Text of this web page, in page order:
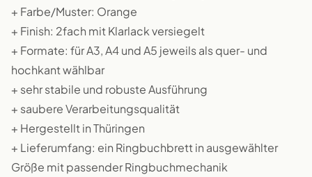
+ Farbe/Muster: Orange
+ Finish: 2fach mit Klarlack versiegelt
+ Formate: für A3, A4 und A5 jeweils als quer- und
hochkant wählbar
+ sehr stabile und robuste Ausführung
+ saubere Verarbeitungsqualität
+ Hergestellt in Thüringen
+ Lieferumfang: ein Ringbuchbrett in ausgewählter
Größe mit passender Ringbuchmechanik